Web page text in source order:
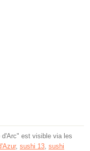
d'Arc" est visible via les
, sushi 13, sushi